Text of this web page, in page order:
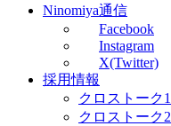
Ninomiya通信
Facebook
Instagram
X(Twitter)
採用情報
クロストーク1
クロストーク2